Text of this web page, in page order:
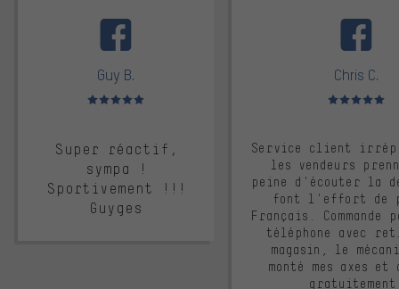
Guy B.
Note moyenne : 5 sur 5
Super réactif,
sympa !
Sportivement !!!
Guyges
Chris C.
Note moyenne :
Service client
les vendeurs
peine d'écouter la
font l'effort de
Français. Commande
téléphone avec
magasin, le
monté mes axes et